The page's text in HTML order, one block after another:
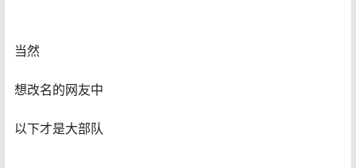
当然
想改名的网友中
以下才是大部队